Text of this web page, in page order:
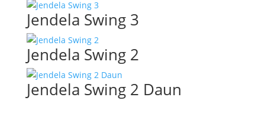
Jendela Swing 3
Jendela Swing 2
Jendela Swing 2 Daun